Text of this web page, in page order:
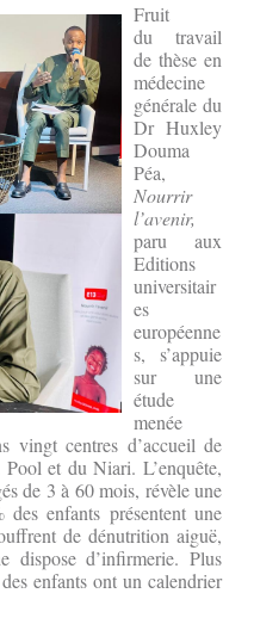
Fruit
du travail
de thèse en
médecine
générale du
Dr Huxley
Douma
Péa,
Nourrir
l’avenir,
paru aux
Editions
universitair
es
européenne
s, s’appuie
sur une
étude
menée
vingt centres d’accueil de
et du Niari. L’enquête,
de 3 à 60 mois, révèle une
enfants présentent une
de dénutrition aiguë,
dispose d’infirmerie. Plus
enfants ont un calendrier